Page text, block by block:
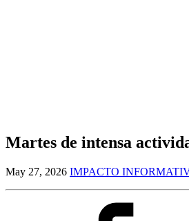
Martes de intensa
May 27, 2026 IMPACTO